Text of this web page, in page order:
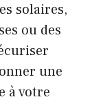
solaires,
ou des
une
à votre